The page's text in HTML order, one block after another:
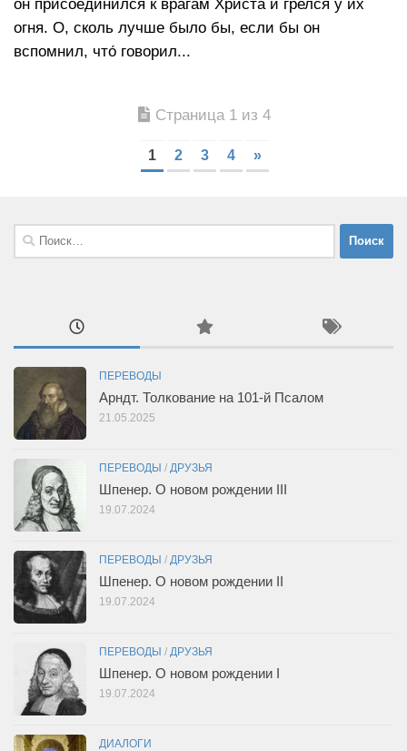
он присоединился к врагам Христа и грелся у их
огня. О, сколь лучше было бы, если бы он
вспомнил, что́ говорил...
Страница 1 из 4
1 2 3 4 »
Найти:
ПЕРЕВОДЫ
Арндт. Толкование на 101-й Псалом
21.05.2025
ПЕРЕВОДЫ / ДРУЗЬЯ
Шпенер. О новом рождении III
19.07.2024
ПЕРЕВОДЫ / ДРУЗЬЯ
Шпенер. О новом рождении II
19.07.2024
ПЕРЕВОДЫ / ДРУЗЬЯ
Шпенер. О новом рождении I
19.07.2024
ДИАЛОГИ